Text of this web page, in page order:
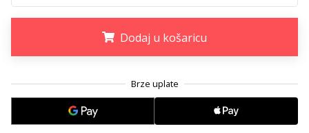
ambasadorom
odbojku
Dodaj u košaricu